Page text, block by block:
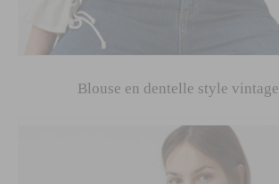
Blouse en dentelle style vintage